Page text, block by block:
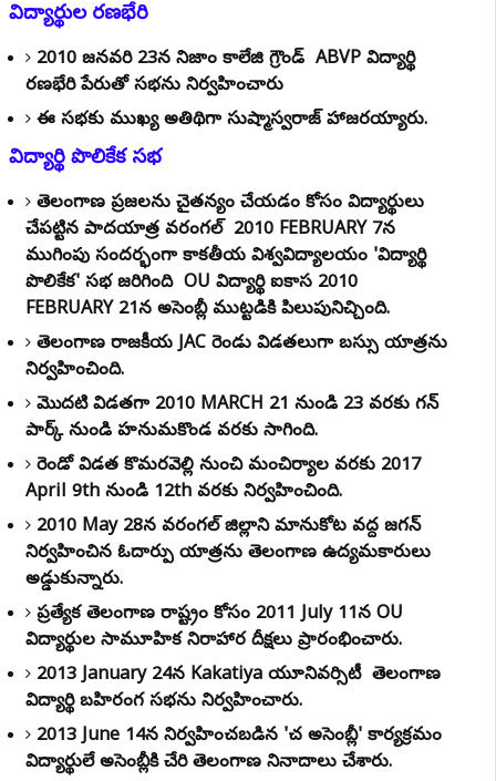
విద్యార్థుల రణభేరి
2010 జనవరి 23న నిజాం కాలేజి గ్రౌండ్ లో ABVP విద్యార్థి
రణభేరి పేరుతో సభను నిర్వహించారు
ఈ సభకు ముఖ్య అతిథిగా సుష్మాస్వరాజ్ హాజరయ్యారు.
విద్యార్థి పొలికేక సభ
తెలంగాణ ప్రజలను చైతన్యం చేయడం కోసం విద్యార్థులు
చేపట్టిన పాదయాత్ర వరంగల్ లో 2010 FEBRUARY 7న
ముగింపు సందర్భంగా కాకతీయ విశ్వవిద్యాలయంలో 'విద్యార్థి
పొలికేక' సభ జరిగింది OU విద్యార్థి ఐకాస 2010
FEBRUARY 21న అసెంబ్లీ ముట్టడికి పిలుపునిచ్చింది.
తెలంగాణ రాజకీయ JAC రెండు విడతలుగా బస్సు యాత్రను
నిర్వహించింది.
మొదటి విడతగా 2010 MARCH 21 నుండి 23 వరకు గన్
పార్క్ నుండి హనుమకొండ వరకు సాగింది.
రెండో విడత కొమరవెల్లి నుంచి మంచిర్యాల వరకు 2017
April 9th నుండి 12th వరకు నిర్వహించింది.
2010 May 28న వరంగల్ జిల్లాలోని మానుకోట వద్ద జగన్
నిర్వహించిన ఓదార్పు యాత్రను తెలంగాణ ఉద్యమకారులు
అడ్డుకున్నారు.
ప్రత్యేక తెలంగాణ రాష్ట్రం కోసం 2011 July 11న OUలో
విద్యార్థుల సామూహిక నిరాహార దీక్షలు ప్రారంభించారు.
2013 January 24న Kakatiya యూనివర్సిటీ లో తెలంగాణ
విద్యార్థి బహిరంగ సభను నిర్వహించారు.
2013 June 14న నిర్వహించబడిన 'చలో అసెంబ్లీ' కార్యక్రమంలో
విద్యార్థులే అసెంబ్లీకి చేరి తెలంగాణ నినాదాలు చేశారు.